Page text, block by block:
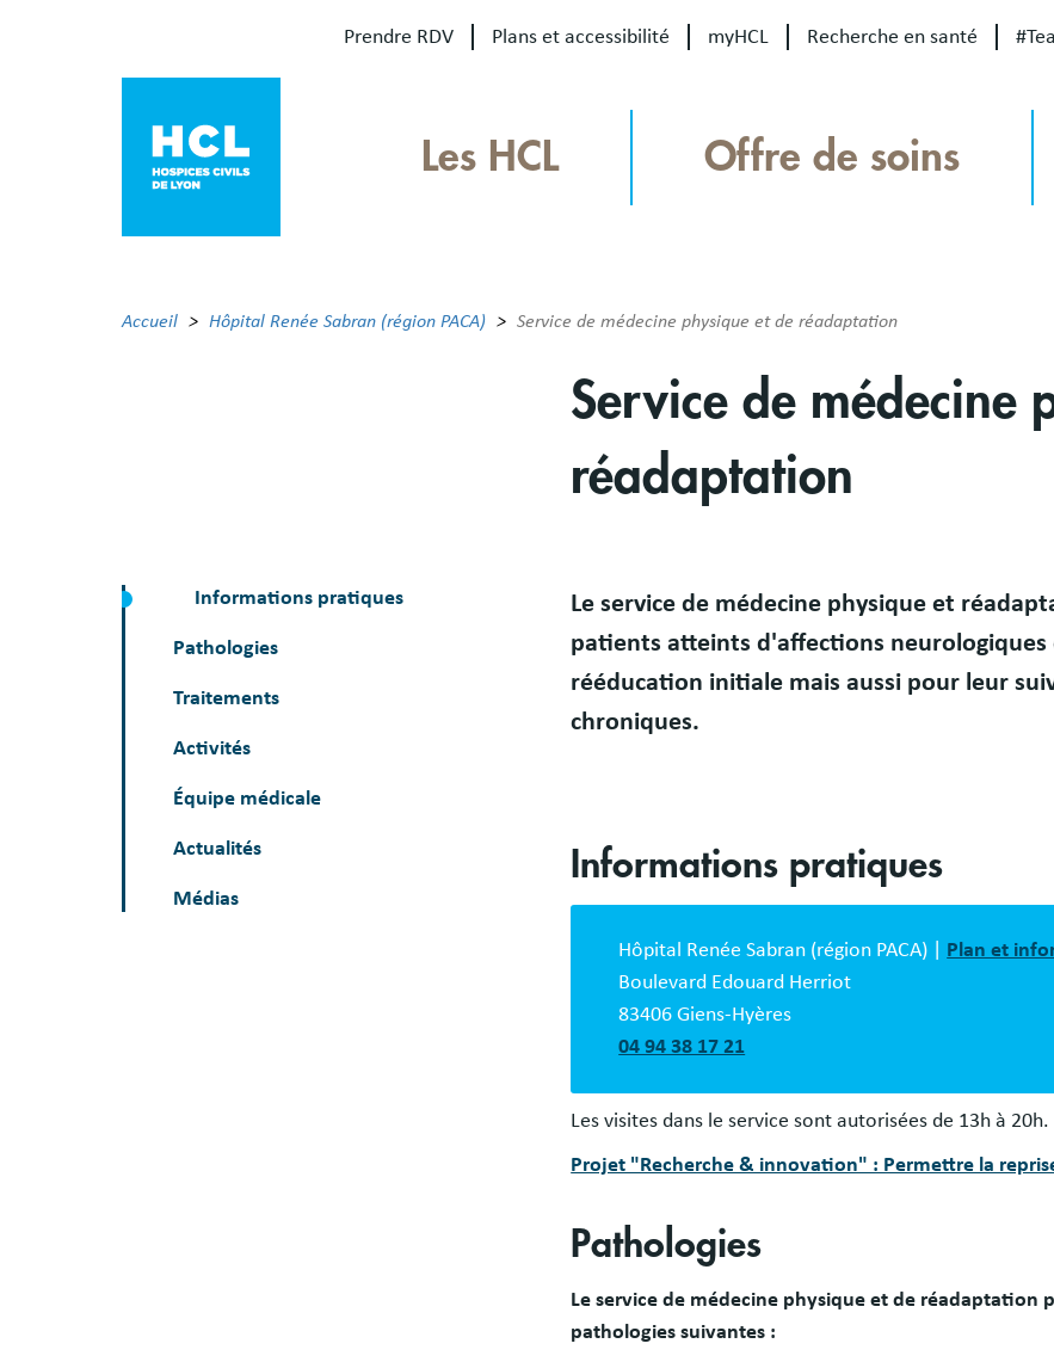
Prendre RDV Plans et accessibilité myHCL Recherche en santé
Les HCL Offre de soins
Accueil Hôpital Renée Sabran (région PACA) Service de médecine physique et de réadaptation
Service de médecine
réadaptation
Informations pratiques
Pathologies
Traitements
Activités
Équipe médicale
Actualités
Médias
Présentation
Le service de médecine physique et
patients atteints d'affections
rééducation initiale mais aussi pour leur
chroniques.
Bloc
description
Informations pratiques
Hôpital Renée Sabran (région PACA) | Plan et
Boulevard Edouard Herriot
83406 Giens-Hyères
04 94 38 17 21
Les visites dans le service sont autorisées de 13h à 20h.
Projet "Recherche & innovation" : Permettre la
Pathologies
Le service de médecine physique et de réadaptation
pathologies suivantes :